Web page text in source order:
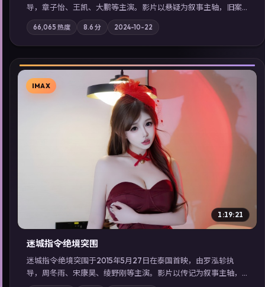
导，章子怡、王凯、大鹏等主演。影片以悬疑为叙事主轴，旧案
重提，真相与谎言在同一条时间线上交锋；摄影与配乐强化地域
气质；站内亦可通过「国产免费观看高清电视剧在线看」延展检
索同类型高分佳作，畅享高清在线追剧体验。
66,065 热度 8.6 分 2024-10-22
▶
IMAX
1:19:21
迷城指令·绝境突围
迷城指令·绝境突围于2015年5月27日在泰国首映，由罗泓轸执
导，周冬雨、宋康昊、绫野刚等主演。影片以传记为叙事主轴，